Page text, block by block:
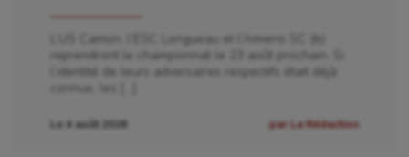
L’US Camon, l’ESC Longueau et l’Amiens SC (b)
reprendront le championnat le 23 août prochain. Si
l’identité de leurs adversaires respectifs était déjà
connue, les […]
Le 4 août 2026 par La Rédaction